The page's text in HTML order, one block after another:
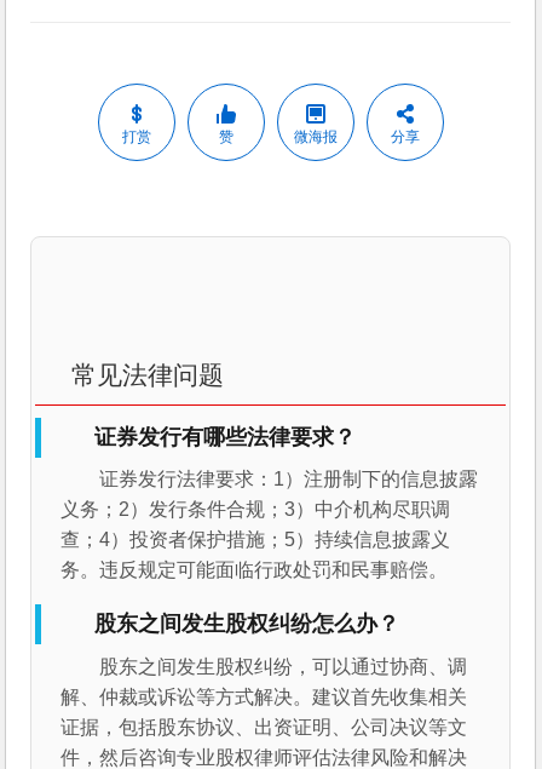
打赏 赞 微海报 分享
常见法律问题
证券发行有哪些法律要求？
证券发行法律要求：1）注册制下的信息披露
义务；2）发行条件合规；3）中介机构尽职调
查；4）投资者保护措施；5）持续信息披露义
务。违反规定可能面临行政处罚和民事赔偿。
股东之间发生股权纠纷怎么办？
股东之间发生股权纠纷，可以通过协商、调
解、仲裁或诉讼等方式解决。建议首先收集相关
证据，包括股东协议、出资证明、公司决议等文
件，然后咨询专业股权律师评估法律风险和解决